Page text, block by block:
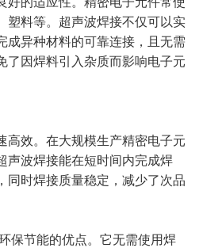
塑料等。超声波焊接不仅可以实
成异种材料的可靠连接，且无需
了因焊料引入杂质而影响电子元
高效。在大规模生产精密电子元
声波焊接能在短时间内完成焊
同时焊接质量稳定，减少了次品
保节能的优点。它无需使用焊